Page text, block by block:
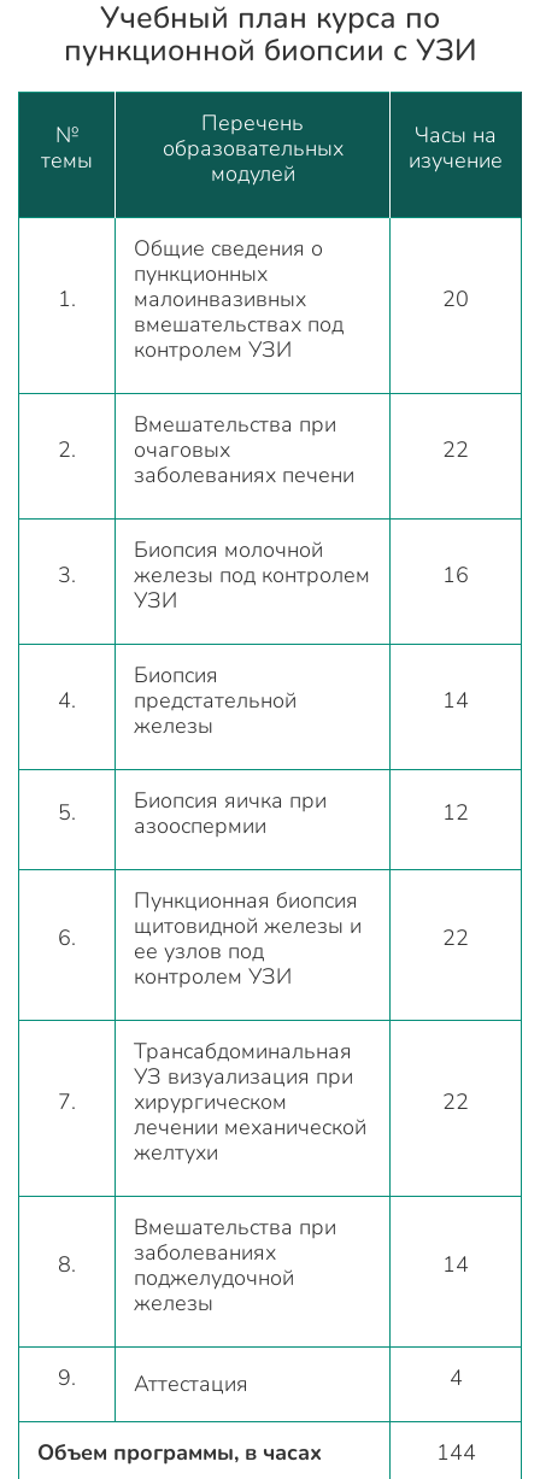
Учебный план курса по
пункционной биопсии с УЗИ
№
темы
Перечень
образовательных
модулей
Часы на
изучение
1.
Общие сведения о
пункционных
малоинвазивных
вмешательствах под
контролем УЗИ
20
2.
Вмешательства при
очаговых
заболеваниях печени
22
3.
Биопсия молочной
железы под контролем
УЗИ
16
4.
Биопсия
предстательной
железы
14
5.
Биопсия яичка при
азооспермии
12
6.
Пункционная биопсия
щитовидной железы и
ее узлов под
контролем УЗИ
22
7.
Трансабдоминальная
УЗ визуализация при
хирургическом
лечении механической
желтухи
22
8.
Вмешательства при
заболеваниях
поджелудочной
железы
14
9. Аттестация 4
Объем программы, в часах 144